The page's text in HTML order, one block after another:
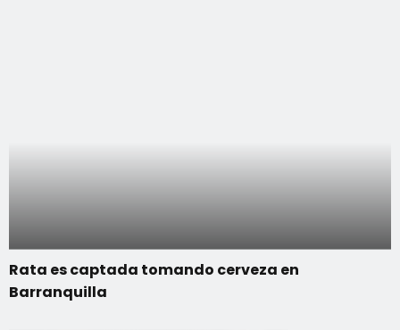
Rata es captada tomando cerveza en
Barranquilla